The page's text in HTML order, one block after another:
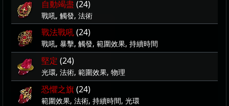
自動竭盡 (24)
戰吼, 觸發, 法術
戰法戰吼(24)
戰吼, 暴擊, 觸發, 範圍效果, 持續時間
堅定 (24)
光環, 法術, 範圍效果, 物理
恐懼之旗(24)
範圍效果, 法術, 持續時間, 光環